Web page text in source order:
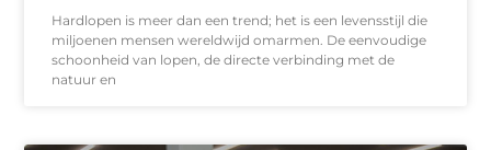
Hardlopen is meer dan een trend; het is een levensstijl die
miljoenen mensen wereldwijd omarmen. De eenvoudige
schoonheid van lopen, de directe verbinding met de
natuur en